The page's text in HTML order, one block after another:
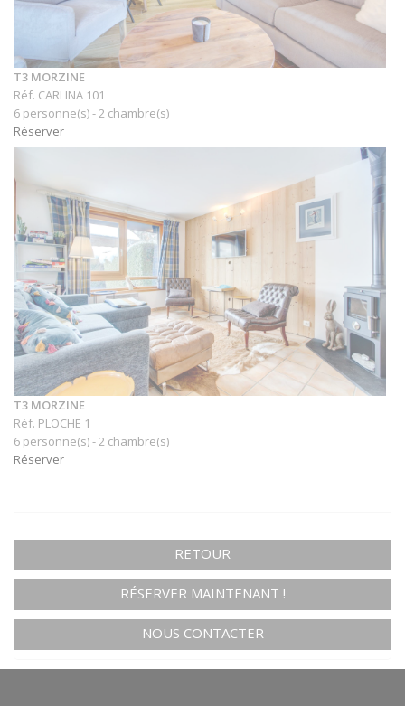
T3 MORZINE
Réf. CARLINA 101
6 personne(s) - 2 chambre(s)
Réserver
T3 MORZINE
Réf. PLOCHE 1
6 personne(s) - 2 chambre(s)
Réserver
RETOUR
RÉSERVER MAINTENANT !
NOUS CONTACTER